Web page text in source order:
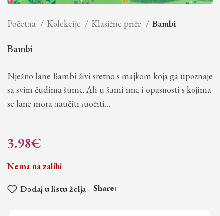
Početna Kolekcije Klasične priče Bambi
Bambi
Nježno lane Bambi živi sretno s majkom koja ga upoznaje
sa svim čudima šume. Ali u šumi ima i opasnosti s kojima
se lane mora naučiti suočiti…
3.98€
Nema na zalihi
Dodaj u listu želja Share: